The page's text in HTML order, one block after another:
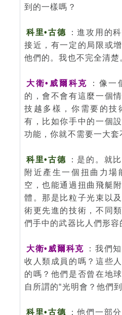
到的一樣嗎？
科里•古德
：進攻用的
接近，有一定的局限或
他們的。我也不完全清楚
大衛•威爾科克
：像一
的，會不會有這麼一個
技越多樣，你需要的技
有，比如你手中的一個
功能，你就不需要一大套
科里•古德
：是的。就
附近產生一個扭曲力場
空，也能通過扭曲飛艇
體。那是比粒子光束以
術更先進的技術，不同
們手中的武器比人們形容
大衛•威爾科克
：我們
收人類成員的嗎？這些
的嗎？他們是否曾在地
自所謂的“光明會？他們
科里•古德 ：他們一部